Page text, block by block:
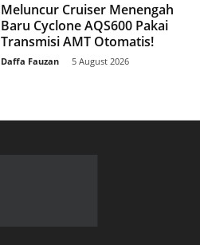
Meluncur Cruiser Menengah
Baru Cyclone AQS600 Pakai
Transmisi AMT Otomatis!
Daffa Fauzan 5 August 2026